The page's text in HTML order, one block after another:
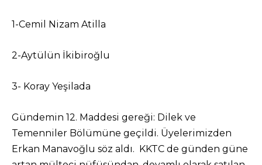
1-Cemil Nizam Atilla
2-Aytülün İkibiroğlu
3- Koray Yeşilada
Gündemin 12. Maddesi gereği: Dilek ve
Temenniler Bölümüne geçildi. Üyelerimizden
Erkan Manavoğlu söz aldı. KKTC de günden güne